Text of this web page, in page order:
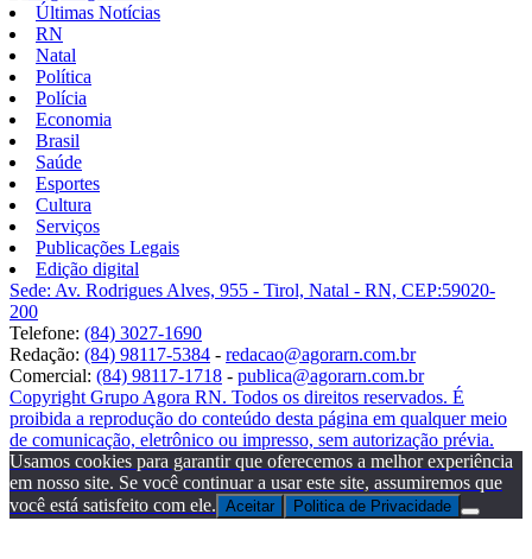
Últimas Notícias
RN
Natal
Política
Polícia
Economia
Brasil
Saúde
Esportes
Cultura
Serviços
Publicações Legais
Edição digital
Sede: Av. Rodrigues Alves, 955 - Tirol, Natal - RN, CEP:59020-
200
Telefone: (84) 3027-1690
Redação: (84) 98117-5384 - redacao@agorarn.com.br
Comercial: (84) 98117-1718 - publica@agorarn.com.br
Copyright Grupo Agora RN. Todos os direitos reservados. É
proibida a reprodução do conteúdo desta página em qualquer meio
de comunicação, eletrônico ou impresso, sem autorização prévia.
Usamos cookies para garantir que oferecemos a melhor experiência
em nosso site. Se você continuar a usar este site, assumiremos que
você está satisfeito com ele. Aceitar Politica de Privacidade